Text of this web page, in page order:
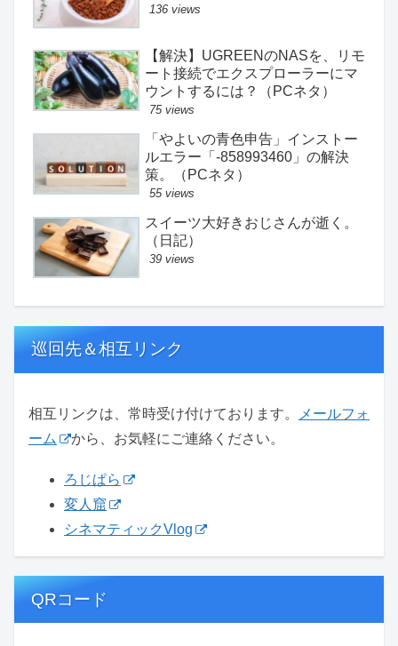
136 views
【解決】UGREENのNASを、リモ
ート接続でエクスプローラーにマ
ウントするには？（PCネタ）
75 views
「やよいの青色申告」インストー
ルエラー「-858993460」の解決
策。（PCネタ）
55 views
スイーツ大好きおじさんが逝く。
（日記）
39 views
巡回先＆相互リンク
相互リンクは、常時受け付けております。
メールフォ
ーム
から、お気軽にご連絡ください。
ろじぱら
変人窟
シネマティックVlog
QRコード